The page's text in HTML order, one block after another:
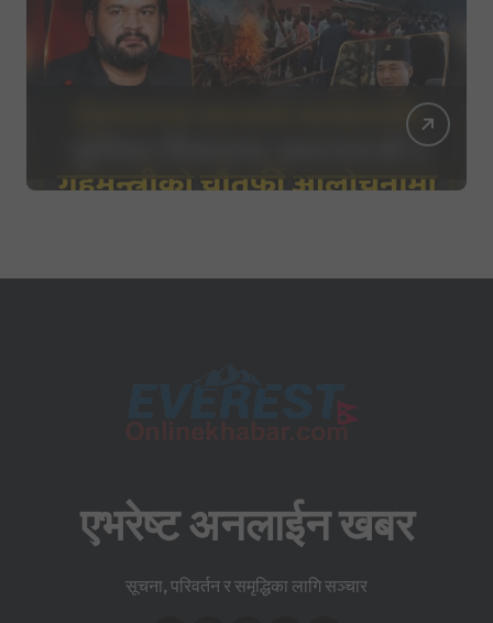
एभरेष्ट अनलाईन खबर
सूचना, परिवर्तन र समृद्धिका लागि सञ्चार